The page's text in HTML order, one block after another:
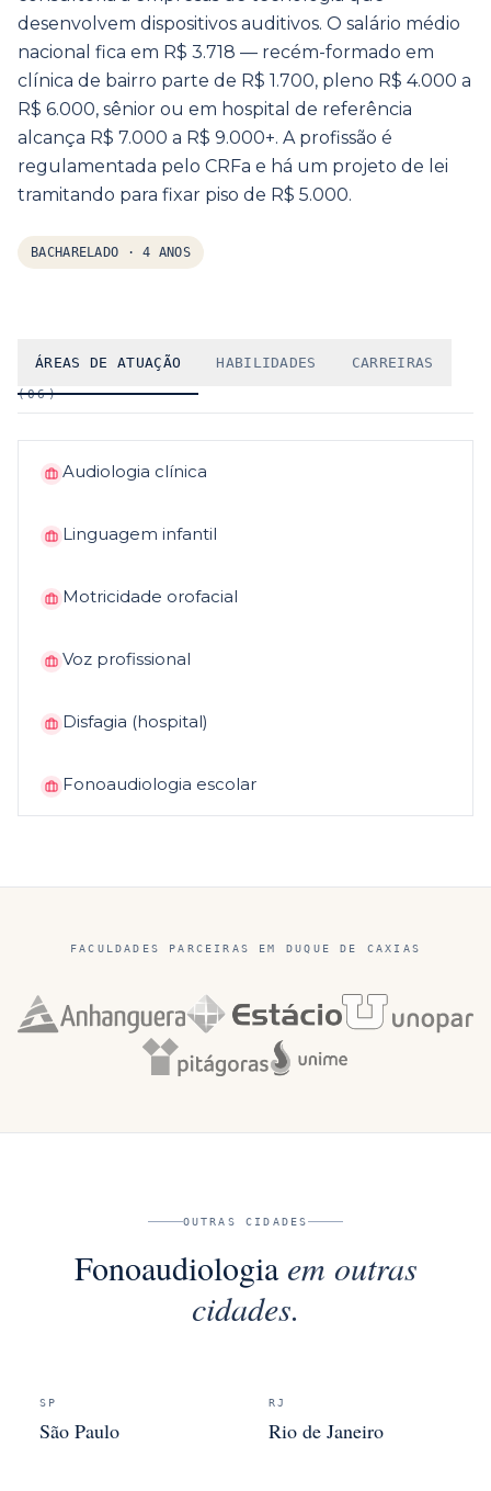
desenvolvem dispositivos auditivos. O salário médio
nacional fica em R$ 3.718 — recém-formado em
clínica de bairro parte de R$ 1.700, pleno R$ 4.000 a
R$ 6.000, sênior ou em hospital de referência
alcança R$ 7.000 a R$ 9.000+. A profissão é
regulamentada pelo CRFa e há um projeto de lei
tramitando para fixar piso de R$ 5.000.
BACHARELADO ·4 ANOS
ÁREAS DE ATUAÇÃO HABILIDADES CARREIRAS
(06)
Audiologia clínica
Linguagem infantil
Motricidade orofacial
Voz profissional
Disfagia (hospital)
Fonoaudiologia escolar
FACULDADES PARCEIRAS EM DUQUE DE CAXIAS
OUTRAS CIDADES
Fonoaudiologia em outras
cidades.
SP
São Paulo
RJ
Rio de Janeiro